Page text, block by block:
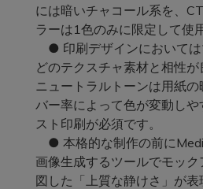
には暗いチャコール系を、
ラーは1色のみに限定して使
● 印刷デザインにおいては
どのテクスチャ素材と相性
ニュートラルトーンは用紙
バー率によって色が変動し
スト印刷が必須です。
● 本格的な制作の前に
画像生成するツールでモッ
図した「上質な静けさ」が